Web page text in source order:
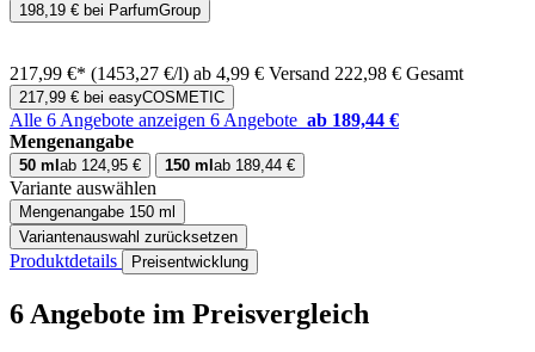
198,19 € bei ParfumGroup
217,99 €* (1453,27 €/l) ab 4,99 € Versand 222,98 € Gesamt
217,99 € bei easyCOSMETIC
Alle 6 Angebote anzeigen 6 Angebote ab 189,44 €
Mengenangabe
50 ml ab 124,95 € 150 ml ab 189,44 €
Variante auswählen
Mengenangabe 150 ml
Variantenauswahl zurücksetzen
Produktdetails Preisentwicklung
6 Angebote im Preisvergleich